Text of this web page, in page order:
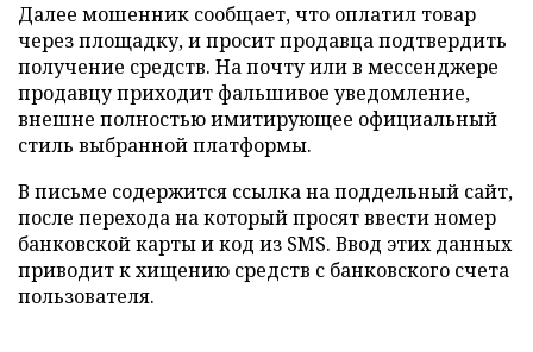
Далее мошенник сообщает, что оплатил товар
через площадку, и просит продавца подтвердить
получение средств. На почту или в мессенджере
продавцу приходит фальшивое уведомление,
внешне полностью имитирующее официальный
стиль выбранной платформы.
В письме содержится ссылка на поддельный сайт,
после перехода на который просят ввести номер
банковской карты и код из SMS. Ввод этих данных
приводит к хищению средств с банковского счета
пользователя.